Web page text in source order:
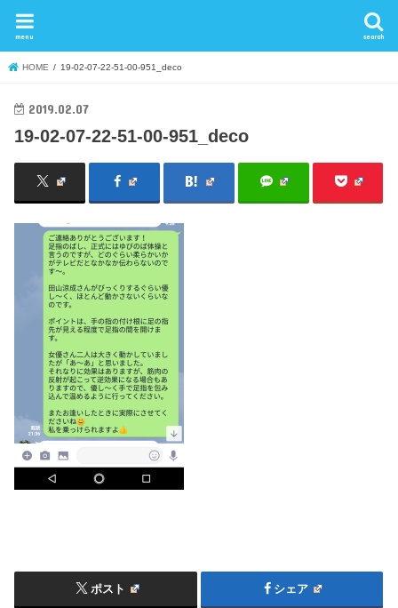
search
menu
HOME 19-02-07-22-51-00-951_deco
2019.02.07
19-02-07-22-51-00-951_deco
ポスト シェア